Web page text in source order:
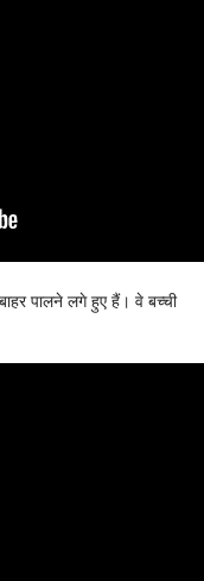
पालने लगे हुए हैं। वे बच्ची